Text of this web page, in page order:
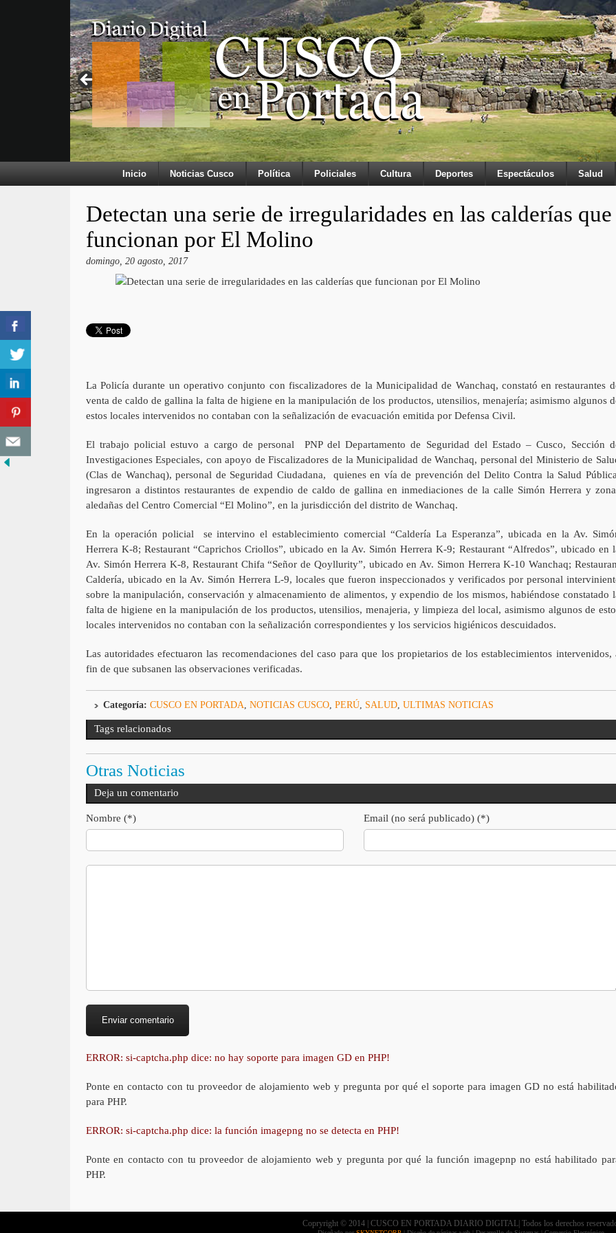
Inicio Noticias Cusco Política Policiales Cultura Deportes Espectáculos Salud
Detectan una serie de irregularidades en las calderías que
funcionan por El Molino
domingo, 20 agosto, 2017
La Policía durante un operativo conjunto con fiscalizadores de la Municipalidad de Wanchaq, constató en restaurantes
venta de caldo de gallina la falta de higiene en la manipulación de los productos, utensilios, menajería; asimismo algunos
estos locales intervenidos no contaban con la señalización de evacuación emitida por Defensa Civil.
El trabajo policial estuvo a cargo de personal PNP del Departamento de Seguridad del Estado – Cusco, Sección
Investigaciones Especiales, con apoyo de Fiscalizadores de la Municipalidad de Wanchaq, personal del Ministerio de
(Clas de Wanchaq), personal de Seguridad Ciudadana, quienes en vía de prevención del Delito Contra la Salud
ingresaron a distintos restaurantes de expendio de caldo de gallina en inmediaciones de la calle Simón Herrera y
aledañas del Centro Comercial “El Molino”, en la jurisdicción del distrito de Wanchaq.
En la operación policial se intervino el establecimiento comercial “Caldería La Esperanza”, ubicada en la Av.
Herrera K-8; Restaurant “Caprichos Criollos”, ubicado en la Av. Simón Herrera K-9; Restaurant “Alfredos”, ubicado en
Av. Simón Herrera K-8, Restaurant Chifa “Señor de Qoyllurity”, ubicado en Av. Simon Herrera K-10 Wanchaq;
Caldería, ubicado en la Av. Simón Herrera L-9, locales que fueron inspeccionados y verificados por personal
sobre la manipulación, conservación y almacenamiento de alimentos, y expendio de los mismos, habiéndose constatado
falta de higiene en la manipulación de los productos, utensilios, menajeria, y limpieza del local, asimismo algunos de
locales intervenidos no contaban con la señalización correspondientes y los servicios higiénicos descuidados.
Las autoridades efectuaron las recomendaciones del caso para que los propietarios de los establecimientos intervenidos,
fin de que subsanen las observaciones verificadas.
Categoría: CUSCO EN PORTADA NOTICIAS CUSCO, PERÚ, SALUD, ULTIMAS NOTICIAS
Tags relacionados
Otras Noticias
Deja un comentario
Nombre (*) Email (no será publicado) (*)
ERROR: si-captcha.php dice: no hay soporte para imagen GD en PHP!
Ponte en contacto con tu proveedor de alojamiento web y pregunta por qué el soporte para imagen GD no está
para PHP.
ERROR: si-captcha.php dice: la función imagepng no se detecta en PHP!
Ponte en contacto con tu proveedor de alojamiento web y pregunta por qué la función imagepnp no está habilitado
PHP.
Copryright © 2014 | CUSCO EN PORTADA DIARIO DIGITAL| Todos los derechos